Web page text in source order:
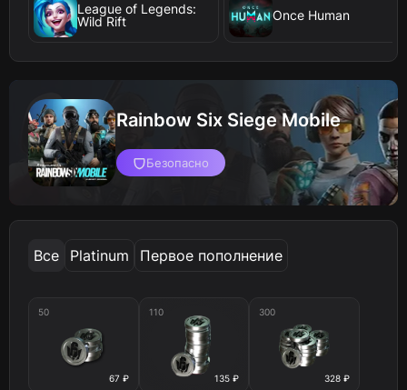
League of Legends:
Wild Rift
Once Human
Rainbow Six Siege Mobile
Безопасно
Все Platinum Первое пополнение
67 ₽
50
135 ₽
110
328 ₽
300